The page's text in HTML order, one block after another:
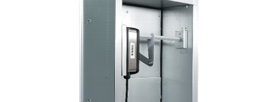
дымоудаления